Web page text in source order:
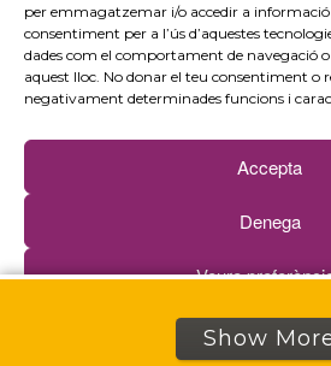
per emmagatzemar i/o accedir a
consentiment per a l’ús d’aquestes
dades com el comportament de navegació
aquest lloc. No donar el teu consentiment o
negativament determinades funcions i
Accepta
Denega
Veure
Política de cookies Política
Show